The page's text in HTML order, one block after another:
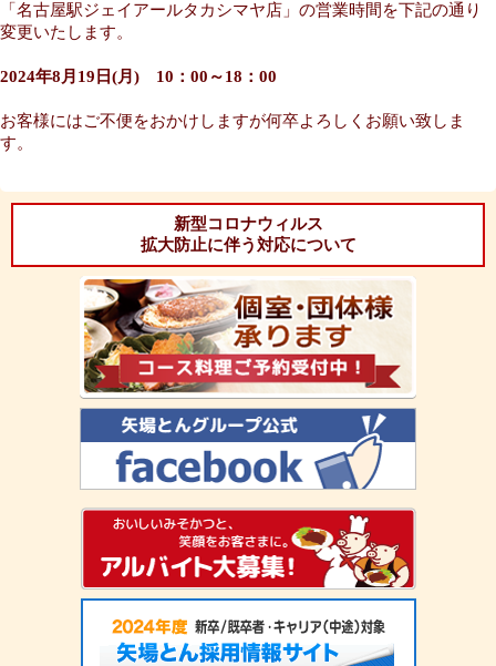
「名古屋駅ジェイアールタカシマヤ店」の営業時間を下記の通り
変更いたします。
2024年8月19日(月) 10：00～18：00
お客様にはご不便をおかけしますが何卒よろしくお願い致しま
す。
新型コロナウィルス
拡大防止に伴う対応について